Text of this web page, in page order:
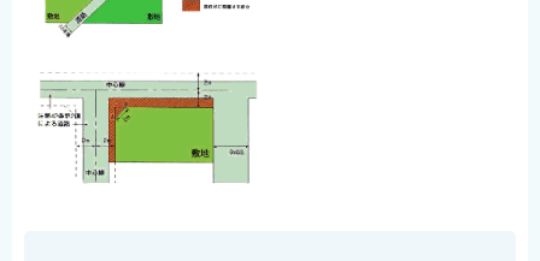
English
繁體中文
한국어